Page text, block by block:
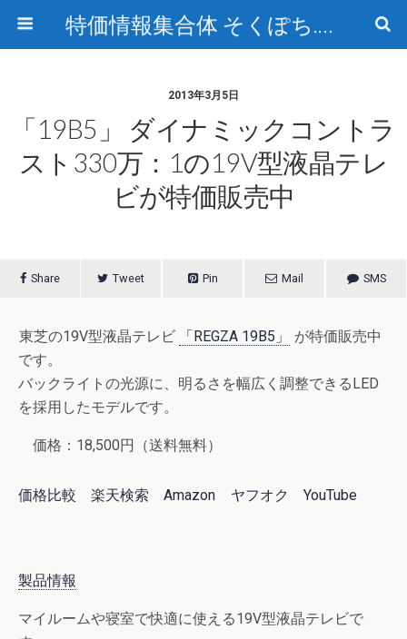
特価情報集合体 そくぽち.com
2013年3月5日
「19B5」 ダイナミックコントラ
スト330万：1の19V型液晶テレ
ビが特価販売中
Share Tweet Pin Mail SMS
東芝の19V型液晶テレビ 「REGZA 19B5」
が特価販売中
です。
バックライトの光源に、明るさを幅広く調整できるLED
を採用したモデルです。
価格：18,500円（送料無料）
価格比較 楽天検索 Amazon ヤフオク YouTube
製品情報
マイルームや寝室で快適に使える19V型液晶テレビで